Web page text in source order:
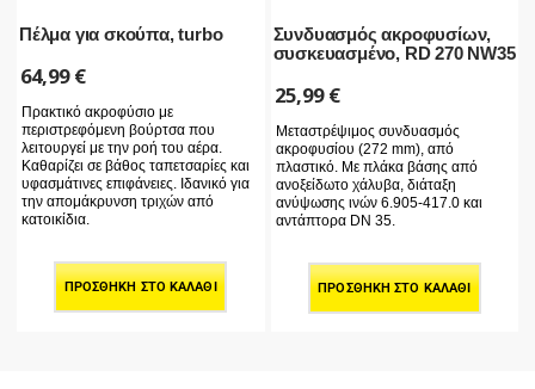
Πέλμα για σκούπα, turbo
64,99€
Πρακτικό ακροφύσιο με
περιστρεφόμενη βούρτσα που
λειτουργεί με την ροή του αέρα.
Καθαρίζει σε βάθος ταπετσαρίες και
υφασμάτινες επιφάνειες. Ιδανικό για
την απομάκρυνση τριχών από
κατοικίδια.
ΠΡΟΣΘΉΚΗ ΣΤΟ ΚΑΛΆΘΙ
Συνδυασμός ακροφυσίων,
συσκευασμένο, RD 270 NW35
25,99€
Μεταστρέψιμος συνδυασμός
ακροφυσίου (272 mm), από
πλαστικό. Με πλάκα βάσης από
ανοξείδωτο χάλυβα, διάταξη
ανύψωσης ινών 6.905-417.0 και
αντάπτορα DN 35.
ΠΡΟΣΘΉΚΗ ΣΤΟ ΚΑΛΆΘΙ